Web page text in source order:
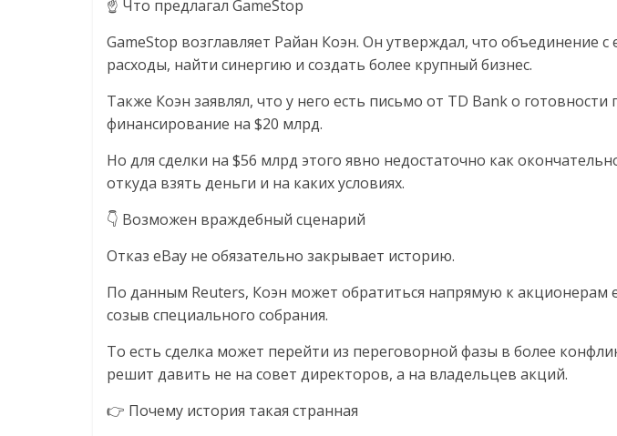
технологиях,
соцсетях.
Нам
как
знать
как
Сеть
меняет
жизнь
эти
изменения
читателем.
☝️ Что предлагал GameStop
GameStop возглавляет Райан Коэн. Он утверждал, что объединение с
расходы, найти синергию и создать более крупный бизнес.
Также Коэн заявлял, что у него есть письмо от TD Bank о
финансирование на $20 млрд.
Но для сделки на $56 млрд этого явно недостаточно как
откуда взять деньги и на каких условиях.
👇 Возможен враждебный сценарий
Отказ eBay не обязательно закрывает историю.
По данным Reuters, Коэн может обратиться напрямую к акционерам
созыв специального собрания.
То есть сделка может перейти из переговорной фазы в более
решит давить не на совет директоров, а на владельцев акций.
👉 Почему история такая странная